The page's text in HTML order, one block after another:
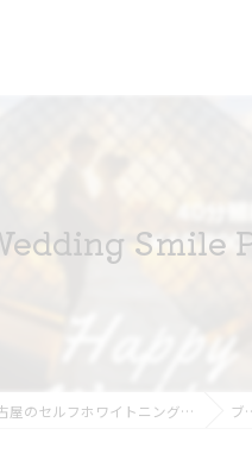
Smile
愛知県名古屋のセルフホワイトニングならホワイトニングショップ名古屋店 ブログ